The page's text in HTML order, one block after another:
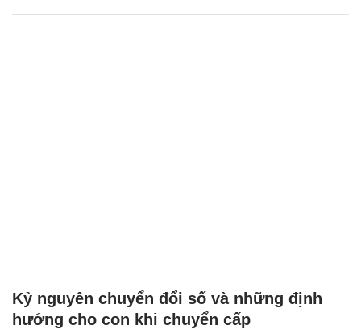
Kỷ nguyên chuyển đổi số và những định
hướng cho con khi chuyển cấp